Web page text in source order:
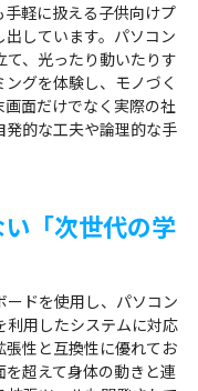
軽に扱える子供向けプ
しています。パソコン
、光ったり動いたりす
グを体験し、モノづく
画面だけでなく実際の社
的な工夫や論理的な手
「次世代の学
ドを使用し、パソコン
利用したシステムに対応
張性と互換性に優れてお
を超えて身体の動きと連